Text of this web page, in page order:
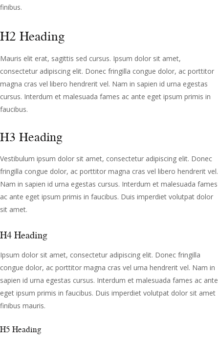
finibus.
H2 Heading
Mauris elit erat, sagittis sed cursus. Ipsum dolor sit amet,
consectetur adipiscing elit. Donec fringilla congue dolor, ac porttitor
magna cras vel libero hendrerit vel. Nam in sapien id urna egestas
cursus. Interdum et malesuada fames ac ante eget ipsum primis in
faucibus.
H3 Heading
Vestibulum ipsum dolor sit amet, consectetur adipiscing elit. Donec
fringilla congue dolor, ac porttitor magna cras vel libero hendrerit vel.
Nam in sapien id urna egestas cursus. Interdum et malesuada fames
ac ante eget ipsum primis in faucibus. Duis imperdiet volutpat dolor
sit amet.
H4 Heading
Ipsum dolor sit amet, consectetur adipiscing elit. Donec fringilla
congue dolor, ac porttitor magna cras vel urna hendrerit vel. Nam in
sapien id urna egestas cursus. Interdum et malesuada fames ac ante
eget ipsum primis in faucibus. Duis imperdiet volutpat dolor sit amet
finibus mauris.
H5 Heading